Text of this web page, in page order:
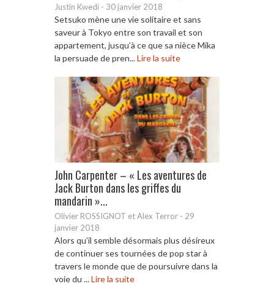
Justin Kwedi - 30 janvier 2018
Setsuko mène une vie solitaire et sans
saveur à Tokyo entre son travail et son
appartement, jusqu’à ce que sa nièce Mika
la persuade de pren...Lire la suite
John Carpenter – « Les aventures de
Jack Burton dans les griffes du
mandarin »...
Olivier ROSSIGNOT et Alex Terror - 29
janvier 2018
Alors qu’il semble désormais plus désireux
de continuer ses tournées de pop star à
travers le monde que de poursuivre dans la
voie du ...Lire la suite